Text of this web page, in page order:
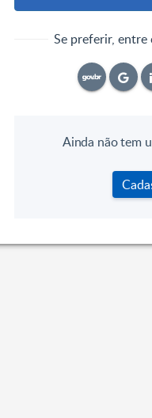
Se preferir,
Ainda não tem